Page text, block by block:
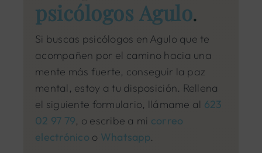
psicólogos Agulo.
Si buscas psicólogos en Agulo que te
acompañen por el camino hacia una
mente más fuerte, conseguir la paz
mental, estoy a tu disposición. Rellena
el siguiente formulario, llámame al 623
02 97 79, o escribe a mi correo
electrónico o Whatsapp.